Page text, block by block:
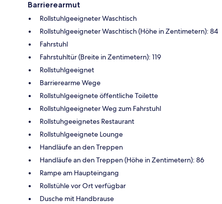
Barrierearmut
Rollstuhlgeeigneter Waschtisch
Rollstuhlgeeigneter Waschtisch (Höhe in Zentimetern): 84
Fahrstuhl
Fahrstuhltür (Breite in Zentimetern): 119
Rollstuhlgeeignet
Barrierearme Wege
Rollstuhlgeeignete öffentliche Toilette
Rollstuhlgeeigneter Weg zum Fahrstuhl
Rollstuhgeeignetes Restaurant
Rollstuhlgeeignete Lounge
Handläufe an den Treppen
Handläufe an den Treppen (Höhe in Zentimetern): 86
Rampe am Haupteingang
Rollstühle vor Ort verfügbar
Dusche mit Handbrause